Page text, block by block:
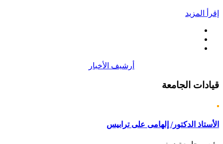
إقرأ المزيد
أرشيف الأخبار
قيادات الجامعة
الأستاذ الدكتور/ إلهامى على ترابيس